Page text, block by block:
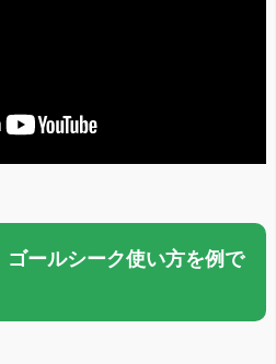
ゴールシーク使い方を例で